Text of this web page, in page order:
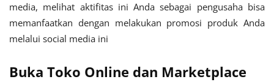
media, melihat aktifitas ini Anda sebagai pengusaha bisa
memanfaatkan dengan melakukan promosi produk Anda
melalui social media ini
Buka Toko Online dan Marketplace